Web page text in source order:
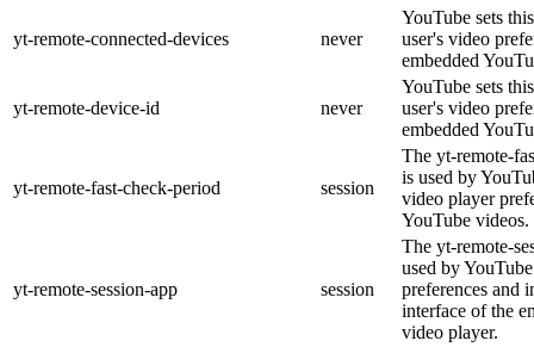
yt-remote-connected-devices never
YouTube sets
user's video
embedded
yt-remote-device-id never
YouTube sets
user's video
embedded
yt-remote-fast-check-period session
The yt-remote-
is used by
video player
YouTube videos.
yt-remote-session-app session
The yt-remote-
used by
preferences and
interface of the
video player.